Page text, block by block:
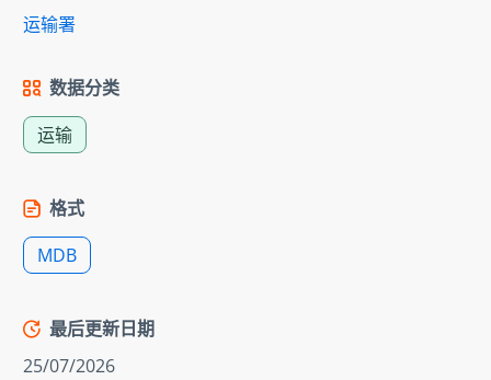
运输署
数据分类
运输
格式
MDB
最后更新日期
25/07/2026